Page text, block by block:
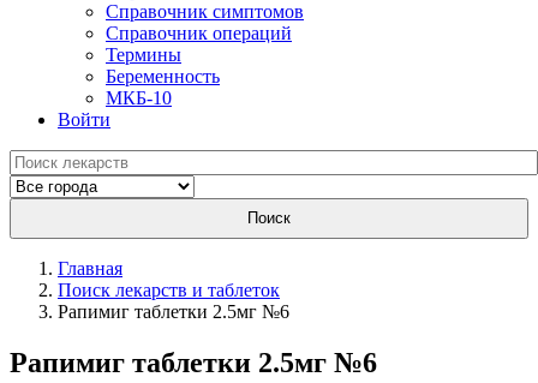
Справочник симптомов
Справочник операций
Термины
Беременность
МКБ-10
Войти
Поиск
Главная
Поиск лекарств и таблеток
Рапимиг таблетки 2.5мг №6
Рапимиг таблетки 2.5мг №6